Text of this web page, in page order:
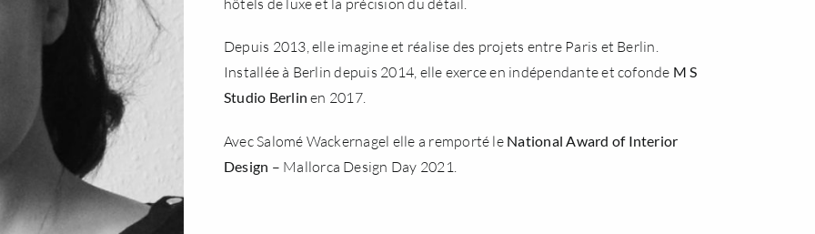
hôtels de luxe et la précision du détail.
Depuis 2013, elle imagine et réalise des projets entre Paris et Berlin.
Installée à Berlin depuis 2014, elle exerce en indépendante et cofonde M S
Studio Berlin en 2017.
Avec Salomé Wackernagel elle a remporté le National Award of Interior
Design – Mallorca Design Day 2021.